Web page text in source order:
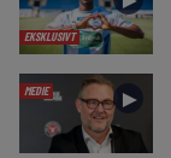
EKSKLUSIVT
MEDIE ►